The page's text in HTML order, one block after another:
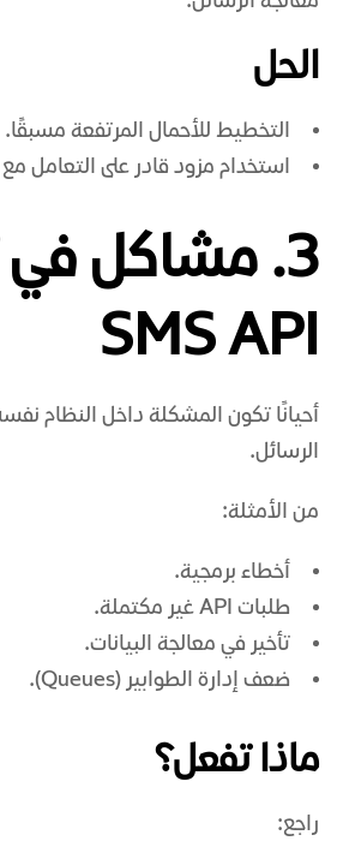
الحل
التخطيط للأحمال المرتفعة مسبقًا.
استخدام مزود قادر على التعامل
3. مشاكل في
SMS API
أحيانًا تكون المشكلة داخل النظام
الرسائل.
من الأمثلة:
أخطاء برمجية.
طلبات API غير مكتملة.
تأخير في معالجة البيانات.
ضعف إدارة الطوابير (Queues).
ماذا تفعل؟
راجع: